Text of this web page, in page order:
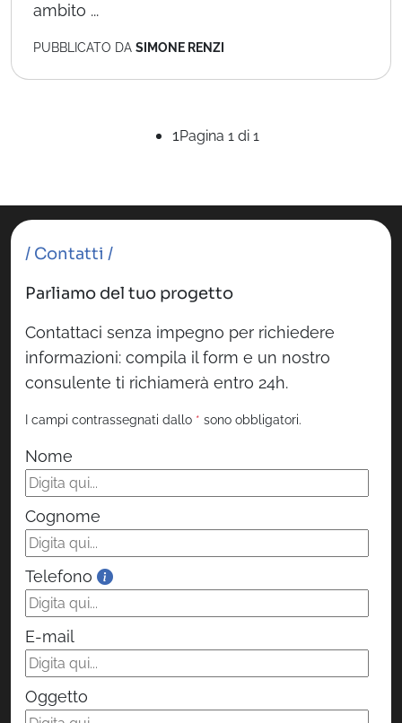
ambito ...
PUBBLICATO DA SIMONE RENZI
1Pagina 1 di 1
/ Contatti /
Parliamo del tuo progetto
Contattaci senza impegno per richiedere
informazioni: compila il form e un nostro
consulente ti richiamerà entro 24h.
I campi contrassegnati dallo * sono obbligatori.
Nome
Cognome
Telefono
E-mail
Oggetto